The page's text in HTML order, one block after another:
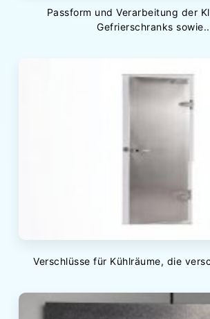
Passform und Verarbeitung der
Gefrierschranks
Verschlüsse für Kühlräume, die